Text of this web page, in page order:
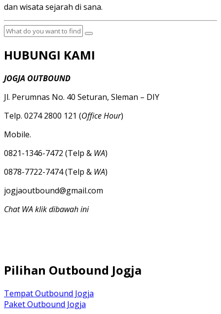
dan wisata sejarah di sana.
HUBUNGI KAMI
JOGJA OUTBOUND
Jl. Perumnas No. 40 Seturan, Sleman – DIY
Telp. 0274 2800 121 (Office Hour)
Mobile.
0821-1346-7472 (Telp & WA)
0878-7722-7474 (Telp & WA)
jogjaoutbound@gmail.com
Chat WA klik dibawah ini
Pilihan Outbound Jogja
Tempat Outbound Jogja
Paket Outbound Jogja